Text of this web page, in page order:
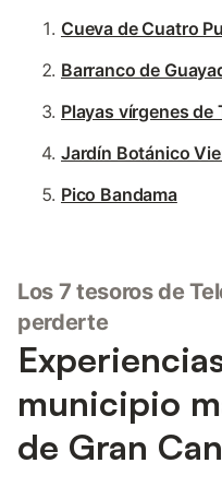
Cueva de Cuatro
Barranco de
Playas vírgenes de
Jardín Botánico
Pico Bandama
Los 7 tesoros de
perderte
municipio
de Gran